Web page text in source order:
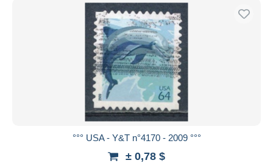
°°° USA - Y&T n°4170 - 2009 °°°
± 0,78 $